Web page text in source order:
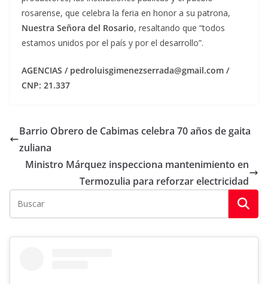
rosarense, que celebra la feria en honor a su patrona,
Nuestra Señora del Rosario, resaltando que “todos
estamos unidos por el país y por el desarrollo”.
AGENCIAS / pedroluisgimenezserrada@gmail.com /
CNP: 21.337
Barrio Obrero de Cabimas celebra 70 años de gaita
zuliana
Ministro Márquez inspecciona mantenimiento en
Termozulia para reforzar electricidad